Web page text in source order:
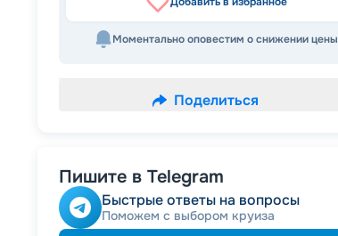
Моментально оповестим о снижении цены
Поделиться
Пишите в Telegram
Быстрые ответы на вопросы
Поможем с выбором круиза